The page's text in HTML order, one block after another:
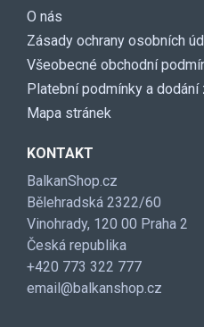
O nás
Zásady ochrany osobních
Všeobecné obchodní
Platební podmínky a dodání
Mapa stránek
KONTAKT
BalkanShop.cz
Bělehradská 2322/60
Vinohrady, 120 00 Praha 2
Česká republika
+420 773 322 777
email@balkanshop.cz